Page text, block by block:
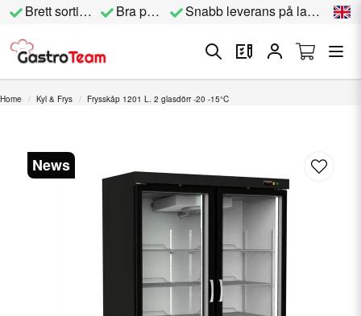
Brett sortiment Bra priser Snabb leverans på lagervara
Home Kyl & Frys Frysskåp 1201 L. 2 glasdörr -20 -15°C
News